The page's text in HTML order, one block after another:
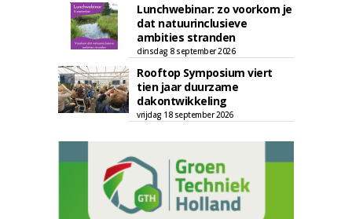
Lunchwebinar: zo voorkom je
dat natuurinclusieve
ambities stranden
dinsdag 8 september 2026
Rooftop Symposium viert
tien jaar duurzame
dakontwikkeling
vrijdag 18 september 2026